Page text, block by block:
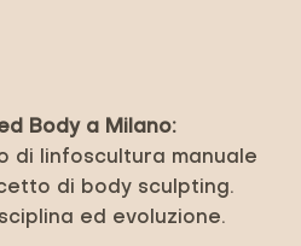
Body a Milano:
di linfoscultura manuale
di body sculpting.
ed evoluzione.